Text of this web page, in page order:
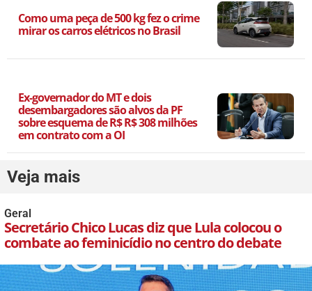
Como uma peça de 500 kg fez o crime
mirar os carros elétricos no Brasil
Ex-governador do MT e dois
desembargadores são alvos da PF
sobre esquema de R$ R$ 308 milhões
em contrato com a OI
Veja mais
Geral
Secretário Chico Lucas diz que Lula colocou o
combate ao feminicídio no centro do debate